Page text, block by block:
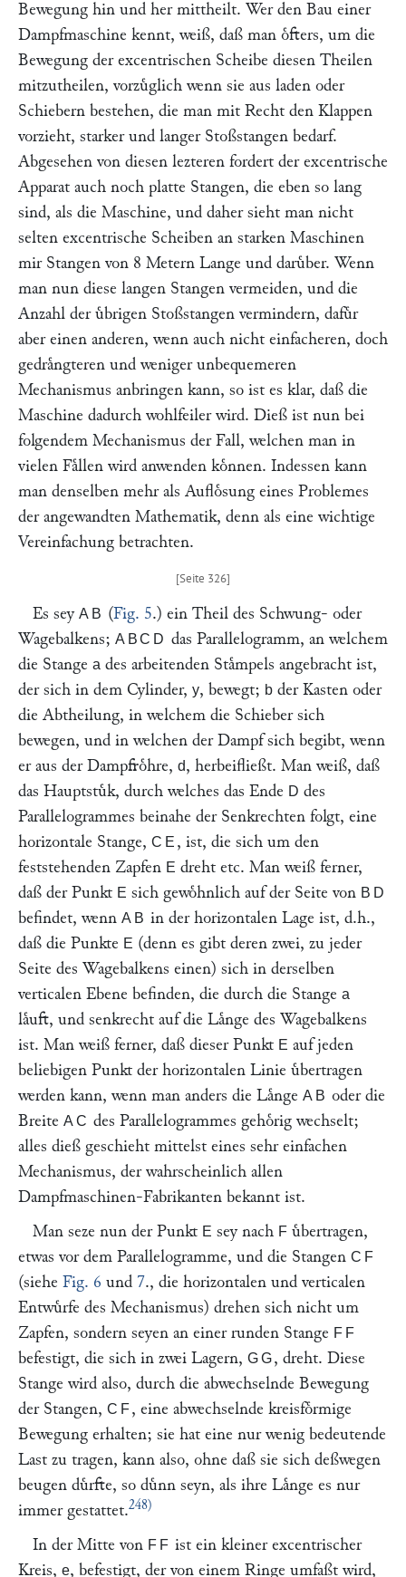
Bewegung hin und her mittheilt. Wer den Bau einer
Dampfmaschine kennt, weiß, daß man oͤfters, um die
Bewegung der excentrischen Scheibe diesen Theilen
mitzutheilen, vorzuͤglich wenn sie aus laden oder
Schiebern bestehen, die man mit Recht den Klappen
vorzieht, starker und langer Stoßstangen bedarf.
Abgesehen von diesen lezteren fordert der excentrische
Apparat auch noch platte Stangen, die eben so lang
sind, als die Maschine, und daher sieht man nicht
selten excentrische Scheiben an starken Maschinen
mir Stangen von 8 Metern Lange und daruͤber. Wenn
man nun diese langen Stangen vermeiden, und die
Anzahl der uͤbrigen Stoßstangen vermindern, dafuͤr
aber einen anderen, wenn auch nicht einfacheren, doch
gedraͤngteren und weniger unbequemeren
Mechanismus anbringen kann, so ist es klar, daß die
Maschine dadurch wohlfeiler wird. Dieß ist nun bei
folgendem Mechanismus der Fall, welchen man in
vielen Faͤllen wird anwenden koͤnnen. Indessen kann
man denselben mehr als Aufloͤsung eines Problemes
der angewandten Mathematik, denn als eine wichtige
Vereinfachung betrachten.
Es sey AB (Fig. 5.) ein Theil des Schwung- oder
Wagebalkens; ABCD das Parallelogramm, an welchem
die Stange a des arbeitenden Staͤmpels angebracht ist,
der sich in dem Cylinder, y, bewegt; b der Kasten oder
die Abtheilung, in welchem die Schieber sich
bewegen, und in welchen der Dampf sich begibt, wenn
er aus der Dampfroͤhre, d, herbeifließt. Man weiß, daß
das Hauptstuͤk, durch welches das Ende D des
Parallelogrammes beinahe der Senkrechten folgt, eine
horizontale Stange, CE , ist, die sich um den
feststehenden Zapfen E dreht etc. Man weiß ferner,
daß der Punkt E sich gewoͤhnlich auf der Seite von BD
befindet, wenn AB in der horizontalen Lage ist, d.h.,
daß die Punkte E (denn es gibt deren zwei, zu jeder
Seite des Wagebalkens einen) sich in derselben
verticalen Ebene befinden, die durch die Stange a
laͤuft, und senkrecht auf die Laͤnge des Wagebalkens
ist. Man weiß ferner, daß dieser Punkt E auf jeden
beliebigen Punkt der horizontalen Linie uͤbertragen
werden kann, wenn man anders die Laͤnge AB oder die
Breite AC des Parallelogrammes gehoͤrig wechselt;
alles dieß geschieht mittelst eines sehr einfachen
Mechanismus, der wahrscheinlich allen
Dampfmaschinen-Fabrikanten bekannt ist.
Man seze nun der Punkt E sey nach F uͤbertragen,
etwas vor dem Parallelogramme, und die Stangen CF
(siehe Fig. 6 und 7., die horizontalen und verticalen
Entwuͤrfe des Mechanismus) drehen sich nicht um
Zapfen, sondern seyen an einer runden Stange FF
befestigt, die sich in zwei Lagern, GG, dreht. Diese
Stange wird also, durch die abwechselnde Bewegung
der Stangen, CF, eine abwechselnde kreisfoͤrmige
Bewegung erhalten; sie hat eine nur wenig bedeutende
Last zu tragen, kann also, ohne daß sie sich deßwegen
beugen duͤrfte, so duͤnn seyn, als ihre Laͤnge es nur
immer gestattet.248)
In der Mitte von FF ist ein kleiner excentrischer
Kreis, e, befestigt, der von einem Ringe umfaßt wird,